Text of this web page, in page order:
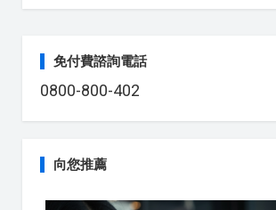
免付費諮詢電話
0800-800-402
向您推薦